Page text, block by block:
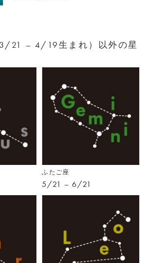
21 – 4/19生まれ）以外の星
ふたご座
5/21 – 6/21